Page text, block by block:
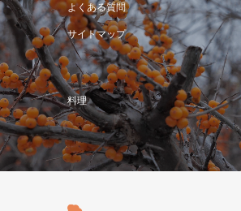
よくある質問
サイトマップ
料理